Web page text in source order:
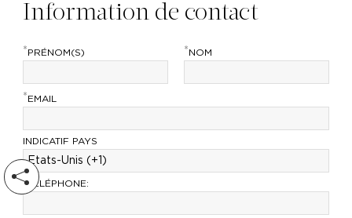
Information de contact
*PRÉNOM(S) *NOM
*EMAIL
INDICATIF PAYS
*TÉLÉPHONE: